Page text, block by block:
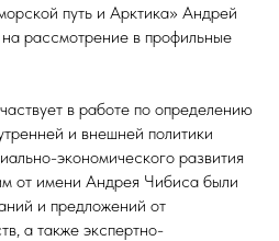
путь и Арктика» Андрей
рассмотрение в профильные
в работе по определению
и внешней политики
экономического развития
от имени Андрея Чибиса были
и предложений от
а также экспертно-